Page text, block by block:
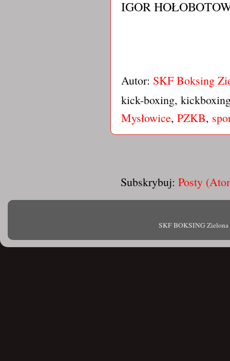
IGOR
Autor: SKF Boksing
kick-boxing,
Mysłowice, PZKB,
Subskrybuj: Posty
SKF BOKSING Zielona